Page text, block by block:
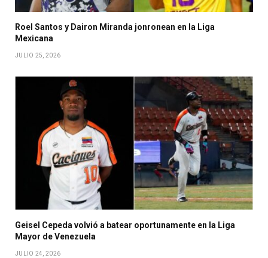
Roel Santos y Dairon Miranda jonronean en la Liga
Mexicana
JULIO 25, 2026
Geisel Cepeda volvió a batear oportunamente en la Liga
Mayor de Venezuela
JULIO 24, 2026